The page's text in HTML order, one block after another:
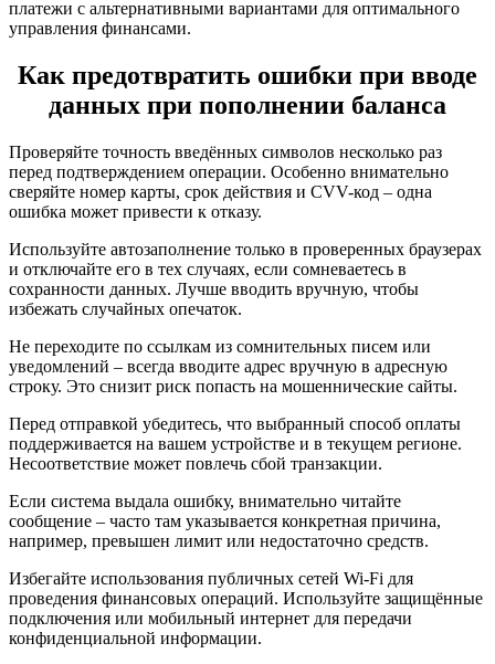
платежи с альтернативными вариантами для оптимального
управления финансами.
Как предотвратить ошибки при вводе
данных при пополнении баланса
Проверяйте точность введённых символов несколько раз
перед подтверждением операции. Особенно внимательно
сверяйте номер карты, срок действия и CVV-код – одна
ошибка может привести к отказу.
Используйте автозаполнение только в проверенных браузерах
и отключайте его в тех случаях, если сомневаетесь в
сохранности данных. Лучше вводить вручную, чтобы
избежать случайных опечаток.
Не переходите по ссылкам из сомнительных писем или
уведомлений – всегда вводите адрес вручную в адресную
строку. Это снизит риск попасть на мошеннические сайты.
Перед отправкой убедитесь, что выбранный способ оплаты
поддерживается на вашем устройстве и в текущем регионе.
Несоответствие может повлечь сбой транзакции.
Если система выдала ошибку, внимательно читайте
сообщение – часто там указывается конкретная причина,
например, превышен лимит или недостаточно средств.
Избегайте использования публичных сетей Wi-Fi для
проведения финансовых операций. Используйте защищённые
подключения или мобильный интернет для передачи
конфиденциальной информации.